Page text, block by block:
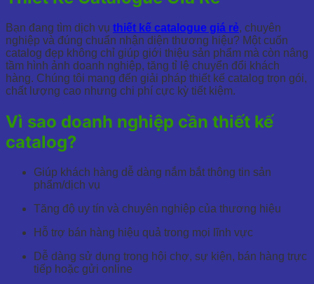
Bạn đang tìm dịch vụ thiết kế catalogue giá rẻ, chuyên
nghiệp và đúng chuẩn nhận diện thương hiệu? Một cuốn
catalog đẹp không chỉ giúp giới thiệu sản phẩm mà còn nâng
tầm hình ảnh doanh nghiệp, tăng tỉ lệ chuyển đổi khách
hàng. Chúng tôi mang đến giải pháp thiết kế catalog trọn gói,
chất lượng cao nhưng chi phí cực kỳ tiết kiệm.
Vì sao doanh nghiệp cần thiết kế
catalog?
Giúp khách hàng dễ dàng nắm bắt thông tin sản
phẩm/dịch vụ
Tăng độ uy tín và chuyên nghiệp của thương hiệu
Hỗ trợ bán hàng hiệu quả trong mọi lĩnh vực
Dễ dàng sử dụng trong hội chợ, sự kiện, bán hàng trực
tiếp hoặc gửi online